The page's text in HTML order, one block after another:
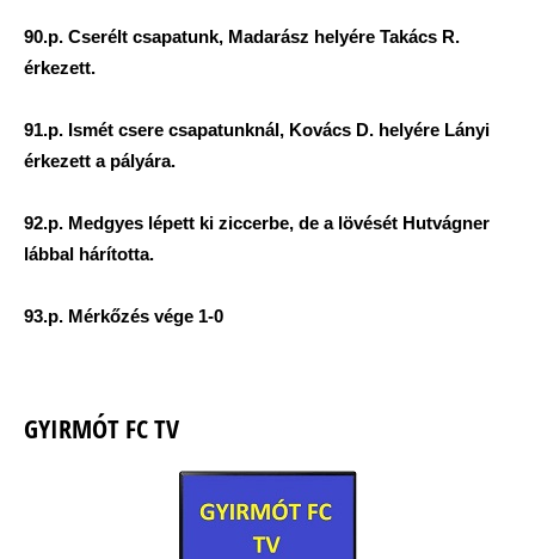
90.p. Cserélt csapatunk, Madarász helyére Takács R.
érkezett.
91.p. Ismét csere csapatunknál, Kovács D. helyére Lányi
érkezett a pályára.
92.p. Medgyes lépett ki ziccerbe, de a lövését Hutvágner
lábbal hárította.
93.p. Mérkőzés vége 1-0
GYIRMÓT FC TV